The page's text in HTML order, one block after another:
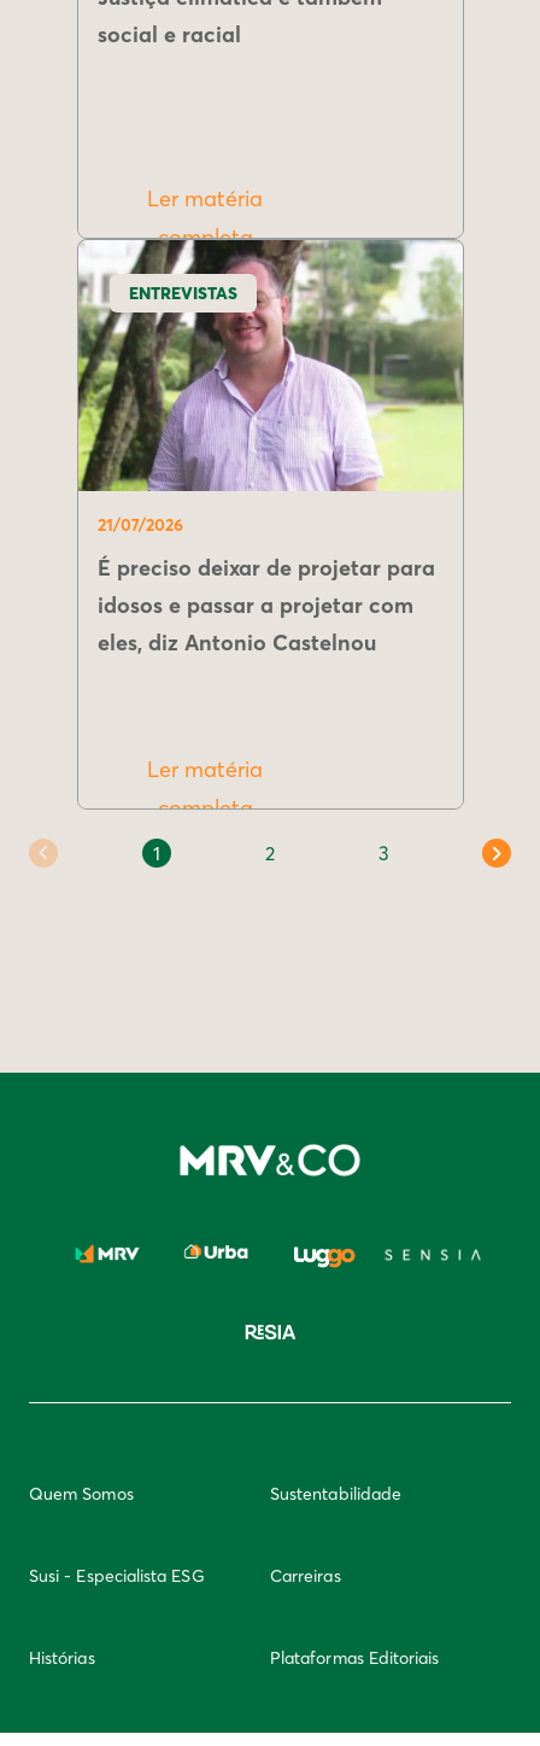
social e racial
Ler matéria
completa
ENTREVISTAS
21/07/2026
É preciso deixar de projetar para
idosos e passar a projetar com
eles, diz Antonio Castelnou
Ler matéria
completa
1 2 3
Quem Somos Sustentabilidade
Susi - Especialista ESG Carreiras
Histórias Plataformas Editoriais
Newsletter Integridade